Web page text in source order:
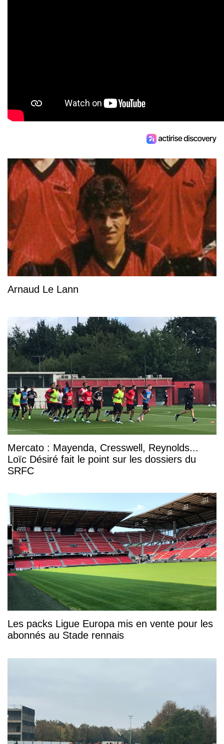
Arnaud Le Lann
Mercato : Mayenda, Cresswell, Reynolds...
Loïc Désiré fait le point sur les dossiers du
SRFC
Les packs Ligue Europa mis en vente pour les
abonnés au Stade rennais